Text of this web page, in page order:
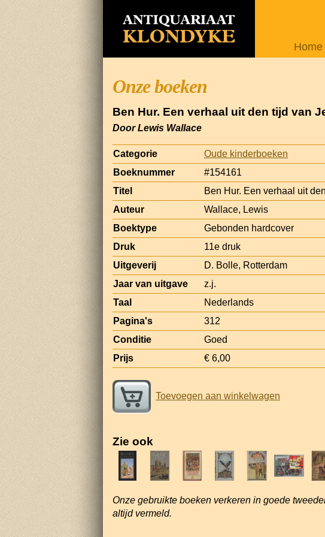
Home
Onze boeken
Ben Hur. Een verhaal uit den tijd van
Door Lewis Wallace
Categorie
Oude kinderboeken
Boeknummer
#154161
Titel
Ben Hur. Een verhaal uit
Auteur
Wallace, Lewis
Boektype
Gebonden hardcover
Druk
11e druk
Uitgeverij
D. Bolle, Rotterdam
Jaar van uitgave
z.j.
Taal
Nederlands
Pagina's
312
Conditie
Goed
Prijs
€ 6,00
Toevoegen aan winkelwagen
Zie ook
Onze gebruikte boeken verkeren in goede
altijd vermeld.